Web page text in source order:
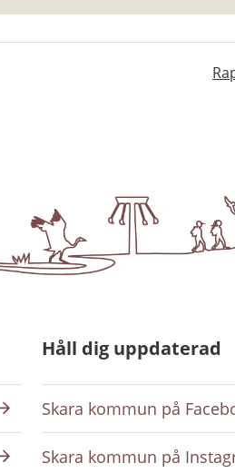
Håll dig uppdaterad
Skara kommun på
Skara kommun på